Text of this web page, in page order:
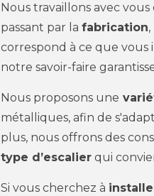
Nous travaillons avec
passant par la fabrication
correspond à ce que
notre savoir-faire
Nous proposons une
métalliques, afin de
plus, nous offrons des
type d’escalier qui
Si vous cherchez à